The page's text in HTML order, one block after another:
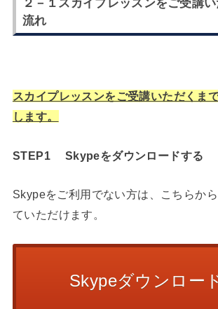
２－１スカイプレッスンをご受講
流れ
スカイプレッスンをご受講いただくま
します。
STEP1 Skypeをダウンロードする
Skypeをご利用でない方は、こちらか
ていただけます。
Skypeダウンロー